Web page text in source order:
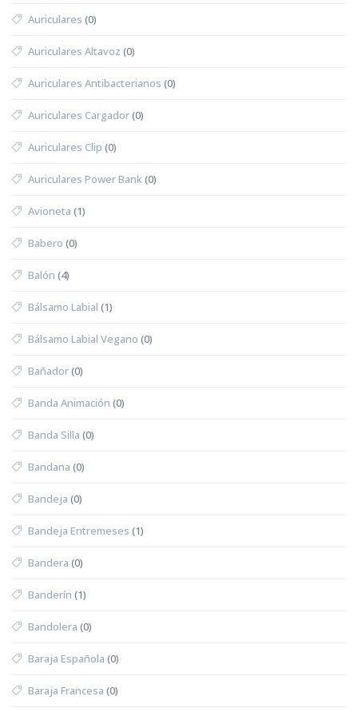
Auriculares (0)
Auriculares Altavoz (0)
Auriculares Antibacterianos (0)
Auriculares Cargador(0)
Auriculares Clip (0)
Auriculares Power Bank(0)
Avioneta (1)
Babero (0)
Balón (4)
Bálsamo Labial (1)
Bálsamo Labial Vegano (0)
Bañador(0)
Banda Animación (0)
Banda Silla (0)
Bandana (0)
Bandeja (0)
Bandeja Entremeses (1)
Bandera (0)
Banderín (1)
Bandolera (0)
Baraja Española (0)
Baraja Francesa (0)